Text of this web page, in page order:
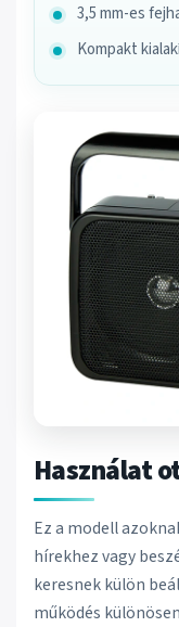
3,5 mm-es
Kompakt
Használat
Ez a modell
hírekhez vagy
keresnek külön
működés